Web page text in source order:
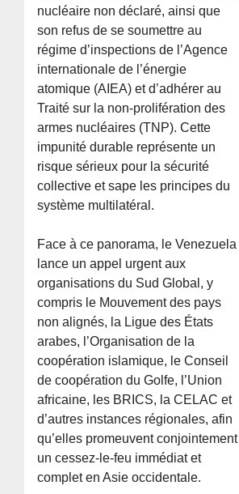
nucléaire non déclaré, ainsi que
son refus de se soumettre au
régime d’inspections de l’Agence
internationale de l’énergie
atomique (AIEA) et d’adhérer au
Traité sur la non-prolifération des
armes nucléaires (TNP). Cette
impunité durable représente un
risque sérieux pour la sécurité
collective et sape les principes du
système multilatéral.
Face à ce panorama, le Venezuela
lance un appel urgent aux
organisations du Sud Global, y
compris le Mouvement des pays
non alignés, la Ligue des États
arabes, l’Organisation de la
coopération islamique, le Conseil
de coopération du Golfe, l’Union
africaine, les BRICS, la CELAC et
d’autres instances régionales, afin
qu’elles promeuvent conjointement
un cessez-le-feu immédiat et
complet en Asie occidentale.